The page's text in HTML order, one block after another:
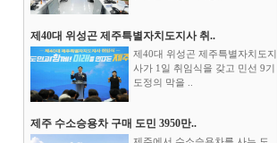
제40대 위성곤 제주특별자치도지사 취..
제40대 위성곤 제주특별자치도지
사가 1일 취임식을 갖고 민선 9기
도정의 막을 ..
제주 수소승용차 구매 도민 3950만..